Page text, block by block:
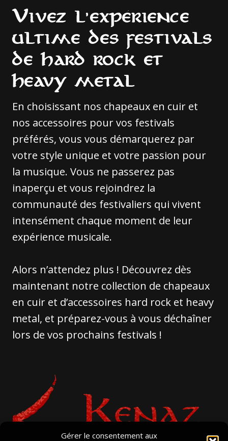
Gérer le consentement aux
Vivez l’expérience
ultime des festivals
de hard rock et
heavy metal
En choisissant nos chapeaux en cuir et
nos accessoires pour vos festivals
préférés, vous vous démarquerez par
votre style unique et votre passion pour
la musique. Vous ne passerez pas
inaperçu et vous rejoindrez la
communauté des festivaliers qui vivent
intensément chaque moment de leur
expérience musicale.
Alors n’attendez plus ! Découvrez dès
maintenant notre collection de chapeaux
en cuir et d’accessoires hard rock et heavy
metal, et préparez-vous à vous déchaîner
lors de vos prochains festivals !